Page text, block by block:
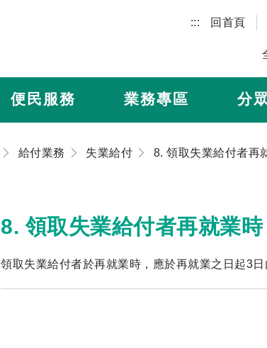
::: 回首頁
便民服務 業務專區 分
給付業務 失業給付
8. 領取失業給付者再就業
領取失業給付者於再就業時，應於再就業之日起3日